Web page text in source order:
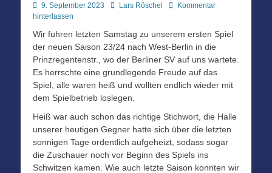
Posted
on
9. September 2023 AutorLars Röschel
Kommentar
hinterlassen
Wir fuhren letzten Samstag zu unserem ersten Spiel
der neuen Saison 23/24 nach West-Berlin in die
Prinzregentenstr., wo der Berliner SV auf uns wartete.
Es herrschte eine grundlegende Freude auf das
Spiel, alle waren heiß und wollten endlich wieder mit
dem Spielbetrieb loslegen.
Heiß war auch schon das richtige Stichwort, die Halle
unserer heutigen Gegner hatte sich über die letzten
sonnigen Tage ordentlich aufgeheizt, sodass sogar
die Zuschauer noch vor Beginn des Spiels ins
Schwitzen kamen. Wie auch letzte Saison konnten wir